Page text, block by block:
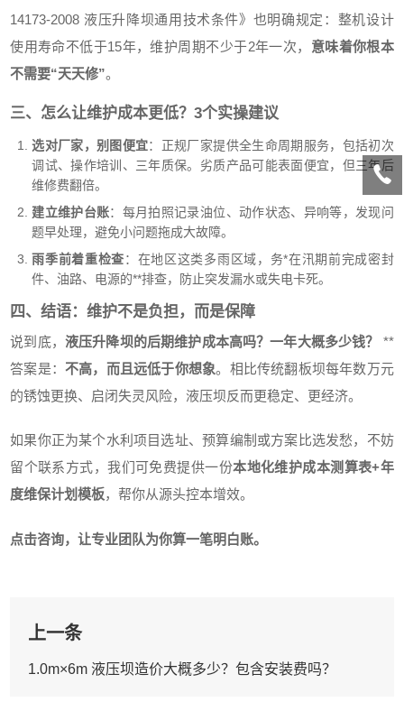
14173-2008 液压升降坝通用技术条件》也明确规定：整机设计
使用寿命不低于15年，维护周期不少于2年一次， 意味着你根本
不需要“天天修”。
三、怎么让维护成本更低？3个实操建议
选对厂家，别图便宜：正规厂家提供全生命周期服务，包括初次
调试、操作培训、三年质保。劣质产品可能表面便宜，但三年后
维修费翻倍。
建立维护台账：每月拍照记录油位、动作状态、异响等，发现问
题早处理，避免小问题拖成大故障。
雨季前着重检查：在地区这类多雨区域，务*在汛期前完成密封
件、油路、电源的**排查，防止突发漏水或失电卡死。
四、结语：维护不是负担，而是保障
说到底， 液压升降坝的后期维护成本高吗？一年大概多少钱？
**
答案是：不高，而且远低于你想象。相比传统翻板坝每年数万元
的锈蚀更换、启闭失灵风险，液压坝反而更稳定、更经济。
如果你正为某个水利项目选址、预算编制或方案比选发愁，不妨
留个联系方式，我们可免费提供一份本地化维护成本测算表+年
度维保计划模板，帮你从源头控本增效。
点击咨询，让专业团队为你算一笔明白账。
上一条
1.0m×6m 液压坝造价大概多少？包含安装费吗？